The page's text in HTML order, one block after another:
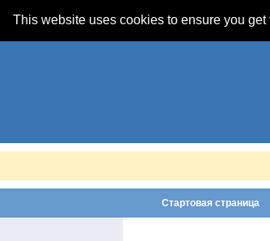
This website uses cookies to ensure you
Стартовая страница